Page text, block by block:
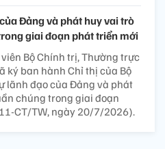
Đảng và phát huy vai trò
giai đoạn phát triển mới
Bộ Chính trị, Thường trực
ký ban hành Chỉ thị của Bộ
lãnh đạo của Đảng và phát
chúng trong giai đoạn
CT/TW, ngày 20/7/2026).